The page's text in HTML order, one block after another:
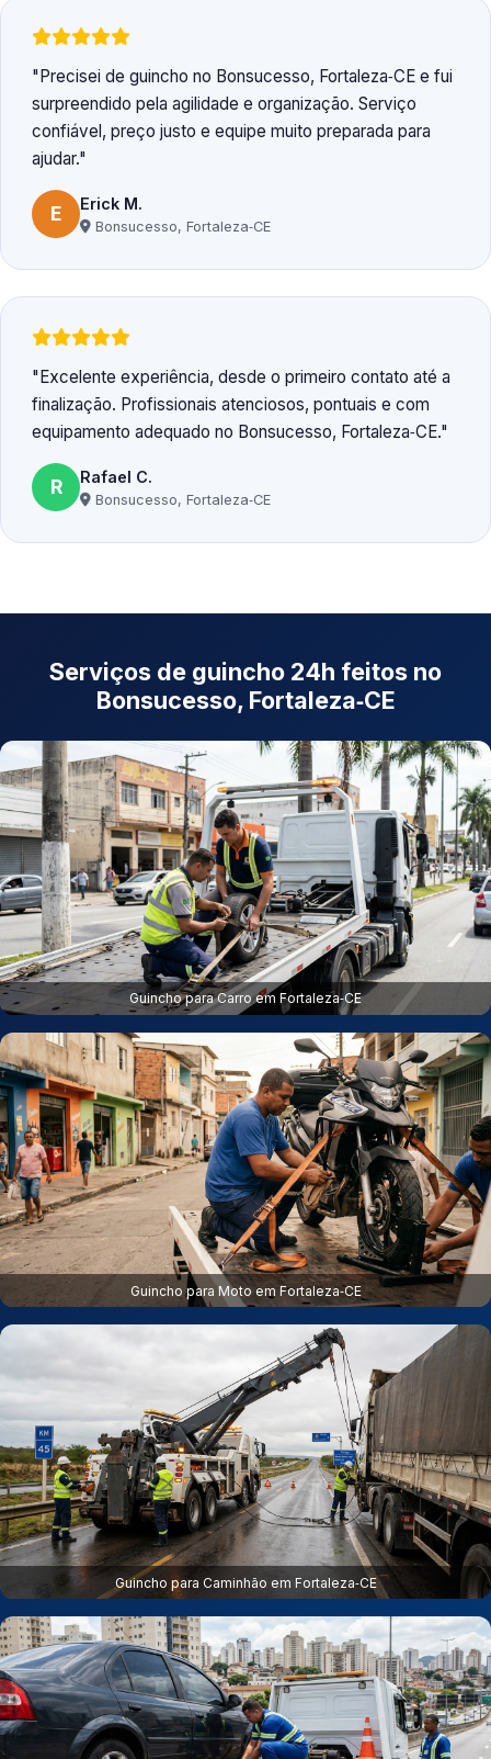
Precisei de guincho no Bonsucesso, Fortaleza‑CE e fui
surpreendido pela agilidade e organização. Serviço
confiável, preço justo e equipe muito preparada para
ajudar.
E Erick M.
Bonsucesso, Fortaleza‑CE
Excelente experiência, desde o primeiro contato até a
finalização. Profissionais atenciosos, pontuais e com
equipamento adequado no Bonsucesso, Fortaleza‑CE.
R Rafael C.
Bonsucesso, Fortaleza‑CE
Serviços de guincho 24h feitos no
Bonsucesso, Fortaleza‑CE
Guincho para Carro em Fortaleza‑CE
Guincho para Moto em Fortaleza‑CE
Guincho para Caminhão em Fortaleza‑CE